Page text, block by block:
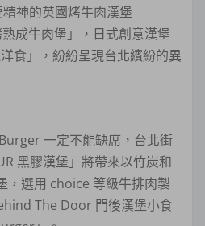
精神的英國烤牛肉漢堡
熟成牛肉堡」，日式創意漢堡
食」，紛紛呈現台北繽紛的異
一定不能缺席，台北街
黑膠漢堡」將帶來以竹炭和
，選用 choice 等級牛排肉製
The Door 門後漢堡小食